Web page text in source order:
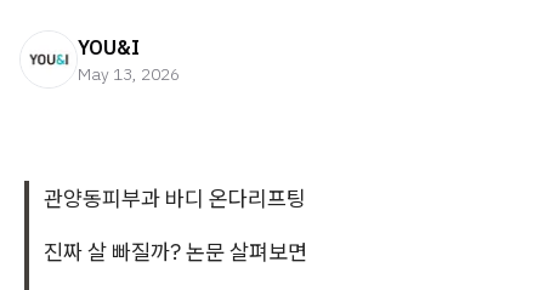
YOU&I
May 13, 2026
관양동피부과 바디 온다리프팅
진짜 살 빠질까? 논문 살펴보면